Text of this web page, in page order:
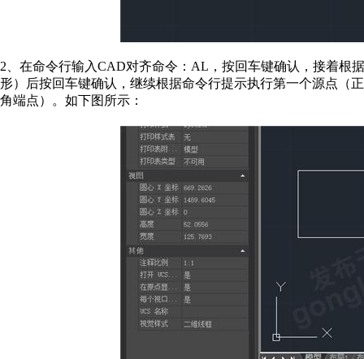
2、在命令行输入CAD对齐命令：AL，按回车键确认，接着根
形）后按回车键确认，继续根据命令行提示执行第一个源点（
角端点）。如下图所示：